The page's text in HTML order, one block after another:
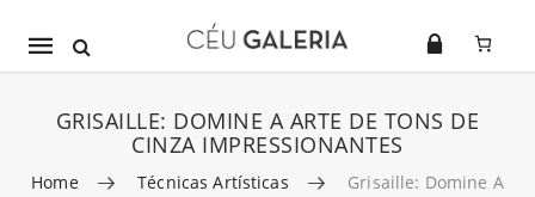
Mobile
GRISAILLE: DOMINE A ARTE DE TONS DE
CINZA IMPRESSIONANTES
Home Técnicas Artísticas
Grisaille: Domine A